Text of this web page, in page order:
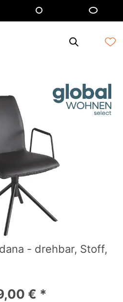
- drehbar, Stoff,
€ *